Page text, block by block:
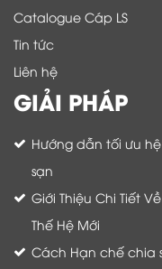
Catalogue Cáp LS
Tin tức
Liên hệ
GIẢI PHÁP
Hướng dẫn tối ưu
sạn
Giới Thiệu Chi Tiết
Thế Hệ Mới
Cách Hạn chế chia